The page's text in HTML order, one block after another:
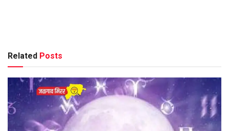
Related Posts